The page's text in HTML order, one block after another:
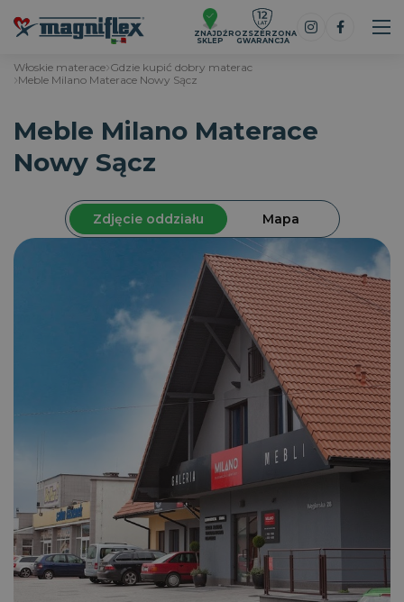
ZNAJDŹ
SKLEP
ROZSZERZONA
GWARANCJA
Włoskie materace Gdzie kupić dobry materac
Meble Milano Materace Nowy Sącz
Meble Milano Materace
Nowy Sącz
Zdjęcie oddziału Mapa